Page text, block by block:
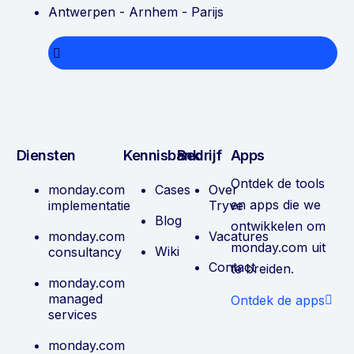
Antwerpen - Arnhem - Parijs
Diensten
monday.com
implementatie
monday.com
consultancy
monday.com
managed
services
monday.com
Kennisbank
Cases
Blog
Wiki
Bedrijf
Over
Tryve
Vacatures
Contact
Apps
Ontdek de tools
en apps die we
ontwikkelen om
monday.com uit
te breiden.
Ontdek de apps